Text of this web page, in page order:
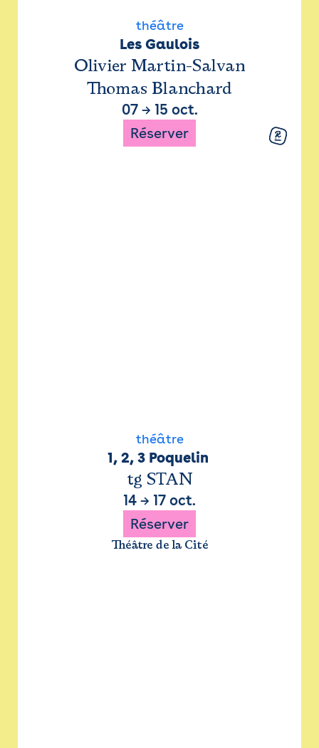
théâtre
Les Gaulois
Olivier Martin-Salvan
Thomas Blanchard
07→ 15 oct.
Réserver
théâtre
1, 2, 3 Poquelin
tg STAN
14 → 17 oct.
Réserver
Théâtre de la Cité